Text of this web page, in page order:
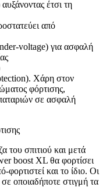
έτσι τη
από
voltage) για ασφαλή
Χάρη στον
φόρτισης,
σε ασφαλή
του σπιτιού και μετά
boost XL θα φορτίσει
και το ίδιο. Οι
οποιαδήποτε στιγμή τα